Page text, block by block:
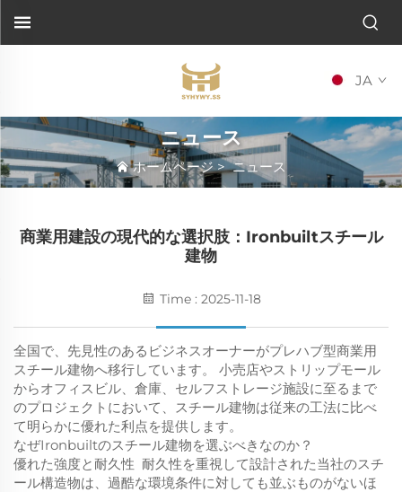
JA
ニュース
ホームページ>ニュース
商業用建設の現代的な選択肢：Ironbuiltスチール
建物
Time : 2025-11-18
全国で、先見性のあるビジネスオーナーがプレハブ型商業用
スチール建物へ移行しています。 小売店やストリップモール
からオフィスビル、倉庫、セルフストレージ施設に至るまで
のプロジェクトにおいて、スチール建物は従来の工法に比べ
て明らかに優れた利点を提供します。
なぜIronbuiltのスチール建物を選ぶべきなのか？
優れた強度と耐久性 耐久性を重視して設計された当社のスチ
ール構造物は、過酷な環境条件に対しても並ぶものがないほ